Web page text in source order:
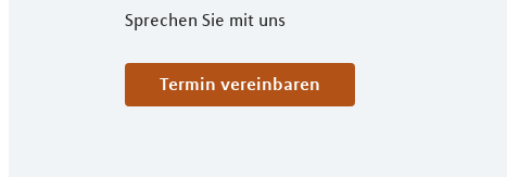
Sprechen Sie mit uns
Termin vereinbaren